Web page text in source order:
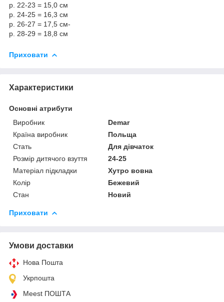
р. 22-23 = 15,0 см
р. 24-25 = 16,3 см
р. 26-27 = 17,5 см-
р. 28-29 = 18,8 см
Приховати
Характеристики
Основні атрибути
Виробник
Demar
Країна виробник
Польща
Стать
Для дівчаток
Розмір дитячого взуття
24-25
Матеріал підкладки
Хутро вовна
Колір
Бежевий
Стан
Новий
Приховати
Умови доставки
Нова Пошта
Укрпошта
Meest ПОШТА